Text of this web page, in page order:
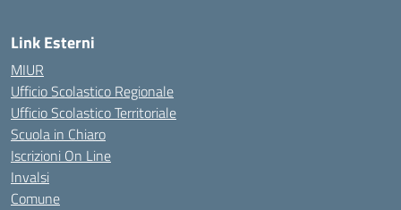
Link Esterni
MIUR
Ufficio Scolastico Regionale
Ufficio Scolastico Territoriale
Scuola in Chiaro
Iscrizioni On Line
Invalsi
Comune